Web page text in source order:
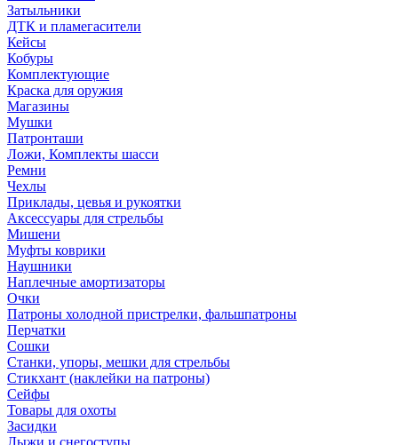
Затыльники
ДТК и пламегасители
Кейсы
Кобуры
Комплектующие
Краска для оружия
Магазины
Мушки
Патронташи
Ложи, Комплекты шасси
Ремни
Чехлы
Приклады, цевья и рукоятки
Аксессуары для стрельбы
Мишени
Муфты коврики
Наушники
Наплечные амортизаторы
Очки
Патроны холодной пристрелки, фальшпатроны
Перчатки
Сошки
Станки, упоры, мешки для стрельбы
Стикхант (наклейки на патроны)
Сейфы
Товары для охоты
Засидки
Лыжи и снегоступы